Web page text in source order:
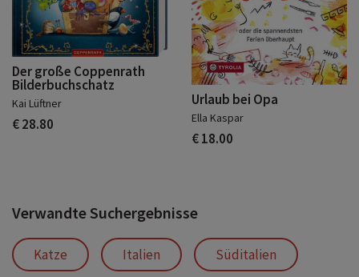
Der große Coppenrath
Bilderbuchschatz
Kai Lüftner
€ 28.80
Urlaub bei Opa
Ella Kaspar
€ 18.00
Verwandte Suchergebnisse
Katze Italien Süditalien